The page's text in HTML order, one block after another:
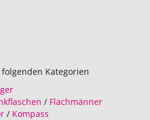
Kategorien
/ Flachmänner
/ Kompass